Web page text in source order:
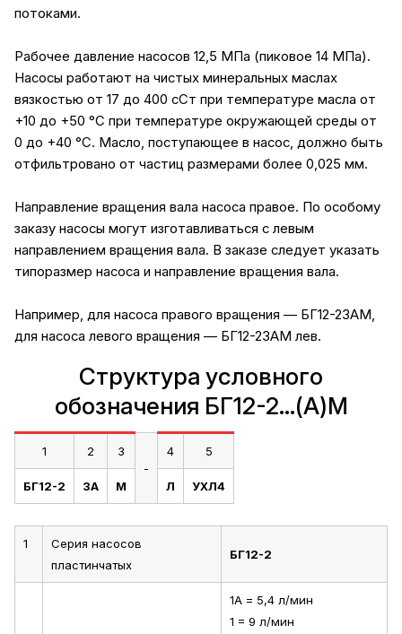
потоками.
Рабочее давление насосов 12,5 МПа (пиковое 14 МПа).
Насосы работают на чистых минеральных маслах
вязкостью от 17 до 400 сСт при температуре масла от
+10 до +50 °С при температуре окружающей среды от
0 до +40 °С. Масло, поступающее в насос, должно быть
отфильтровано от частиц размерами более 0,025 мм.
Направление вращения вала насоса правое. По особому
заказу насосы могут изготавливаться с левым
направлением вращения вала. В заказе следует указать
типоразмер насоса и направление вращения вала.
Например, для насоса правого вращения — БГ12-23АМ,
для насоса левого вращения — БГ12-23АМ лев.
Структура условного
обозначения БГ12-2...(А)М
1 2
3
-
4 5
БГ12-2 3А М Л УХЛ4
1
Серия насосов
пластинчатых
БГ12-2
1А = 5,4 л/мин
1 = 9 л/мин